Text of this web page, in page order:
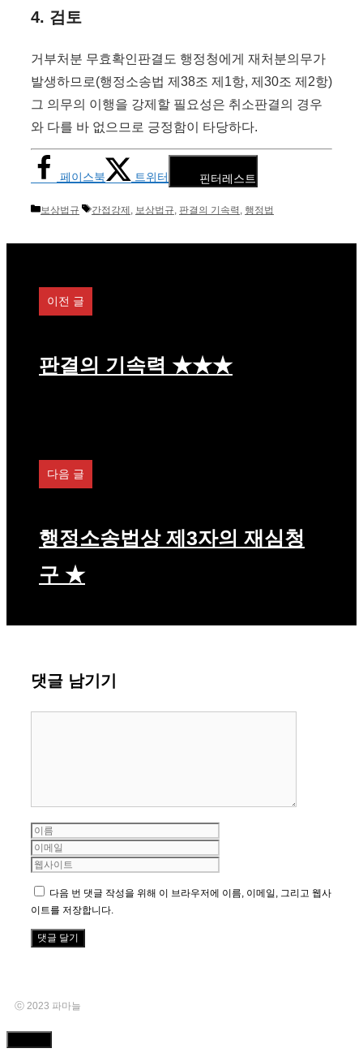
4. 검토
거부처분 무효확인판결도 행정청에게 재처분의무가
발생하므로(행정소송법 제38조 제1항, 제30조 제2항)
그 의무의 이행을 강제할 필요성은 취소판결의 경우
와 다를 바 없으므로 긍정함이 타당하다.
페이스북 트위터 핀터레스트
카
고
보상법규
태
간접강제 보상법규 판결의 기속력 행정법
이전 글
판결의 기속력 ★★★
다음 글
행정소송법상 제3자의 재심청
구 ★
댓글 남기기
이
름
트
다음 번 댓글 작성을 위해 이 브라우저에 이름, 이메일, 그리고 웹사
이트를 저장합니다.
ⓒ 2023 파마늘
Close